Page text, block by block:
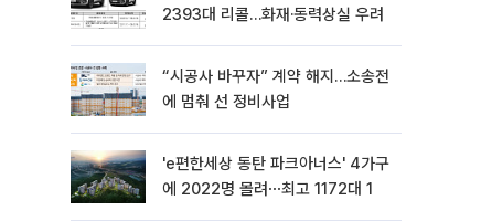
2393대 리콜…화재·동력상실 우려
“시공사 바꾸자” 계약 해지…소송전
에 멈춰 선 정비사업
'e편한세상 동탄 파크아너스' 4가구
에 2022명 몰려⋯최고 1172대 1